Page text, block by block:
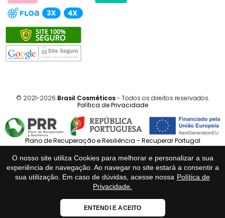
O nosso site utiliza Cookies para melhorar e personalizar a sua
experiência de navegação. Ao navegar no site estará a consentir a
sua utilização. Em caso de dúvidas, acesse nossa Política de
Privacidade.
ENTENDI E ACEITO
© 2021-2026 Brasil Cosméticos- Todos os direitos reservados.
Política de Privacidade
Plano de Recuperação e Resiliência - Recuperar Portugal
Português Español